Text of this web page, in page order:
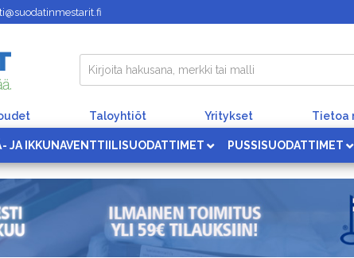
Taloyhtiöt Yritykset Tietoa
JA IKKUNAVENTTIILISUODATTIMET PUSSISUODATTIMET